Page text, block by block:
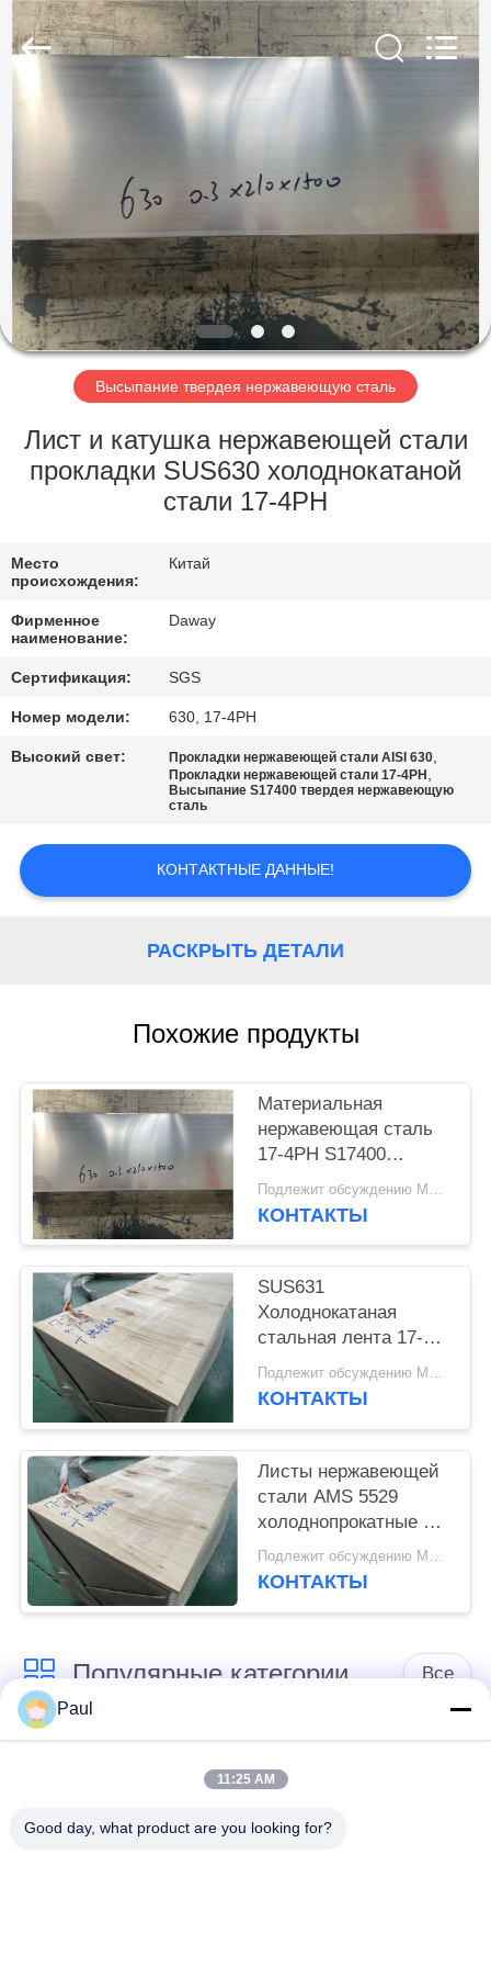
ДОМ
ПРОДУКТЫ
РОЛИКИ
О
НАС
ПУТЕШЕСТВИЕ
ФАБРИКИ
КАЧЕСТВА
СВЯЖИТЕСЬ
МЫ
СПРОСИТЕ
КАРТА
САЙТА
Guanglu
Special
Steel
Co.,
Reserved.
Высыпание твердея нержавеющую сталь
Лист и катушка нержавеющей стали
прокладки SUS630 холоднокатаной
стали 17-4PH
Место
происхождения:
Китай
Фирменное
наименование:
Daway
Сертификация: SGS
Номер модели: 630, 17-4PH
Высокий свет: Прокладки нержавеющей стали AISI 630,
Прокладки нержавеющей стали 17-4PH ,
Высыпание S17400 твердея нержавеющую
сталь
КОНТАКТНЫЕ ДАННЫЕ!
РАСКРЫТЬ ДЕТАЛИ
Похожие продукты
Материальная
нержавеющая сталь
17-4PH S17400
SUS630 покрывает
листы и плиты
Подлежит обсуждению MOQ:500 килограммов
КОНТАКТЫ
SUS631
Холоднокатаная
стальная лента 17-
7PH
Подлежит обсуждению MOQ:500 килограммов
КОНТАКТЫ
Листы нержавеющей
стали AMS 5529
холоднопрокатные и
прокладки 17-7PH
Подлежит обсуждению MOQ:500 КИЛОГРАММ
КОНТАКТЫ
Популярные категории Все
мартенситик
Высыпание твердея
нержавеющую сталь
Ферритик
Специальные
Paul
11:25 AM
Good day, what product are you looking for?